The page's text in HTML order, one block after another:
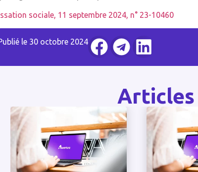
sociale, 11 septembre 2024, n° 23-10460
le 30 octobre 2024
Articles